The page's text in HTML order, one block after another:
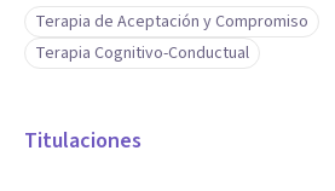
Terapia de Aceptación y Compromiso
Terapia Cognitivo-Conductual
Titulaciones